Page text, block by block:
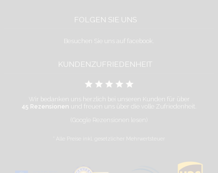
FOLGEN SIE UNS
Besuchen Sie uns auf facebook.
KUNDENZUFRIEDENHEIT
Wir bedanken uns herzlich bei unseren Kunden für über
45 Rezensionen und freuen uns über die volle Zufriedenheit.
(Google Rezensionen lesen)
* Alle Preise inkl. gesetzlicher Mehrwertsteuer